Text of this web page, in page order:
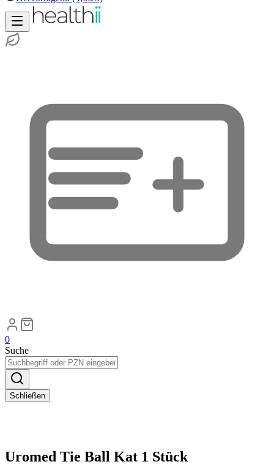
0
Suche
Schließen
Uromed Tie Ball Kat 1 Stück